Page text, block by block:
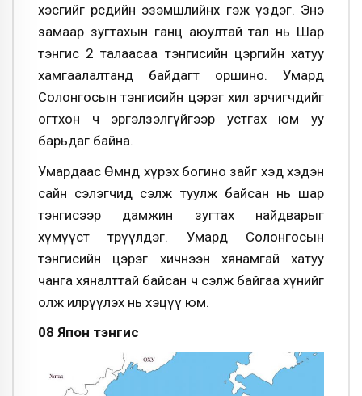
хэсгийг өөрсдийн эзэмшлийнх гэж үздэг. Энэ
замаар зугтахын ганц аюултай тал нь Шар
тэнгис 2 талаасаа тэнгисийн цэргийн хатуу
хамгаалалтанд байдагт оршино. Умард
Солонгосын тэнгисийн цэрэг хил зөрчигчдийг
огтхон ч эргэлзэлгүйгээр устгах юм уу
барьдаг байна.
Умардаас Өмнөд хүрэх богино зайг хэд хэдэн
сайн сэлэгчид сэлж туулж байсан нь шар
тэнгисээр дамжин зугтах найдварыг
хүмүүст төрүүлдэг. Умард Солонгосын
тэнгисийн цэрэг хичнээн хянамгай хатуу
чанга хяналттай байсан ч сэлж байгаа хүнийг
олж илрүүлэх нь хэцүү юм.
08 Япон тэнгис